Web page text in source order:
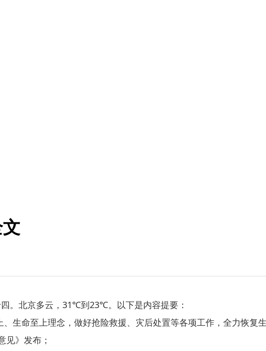
。北京多云，31℃到23℃。以下是内容提要：
命至上理念，做好抢险救援、灾后处置等各项工作，全力恢复生
》发布；